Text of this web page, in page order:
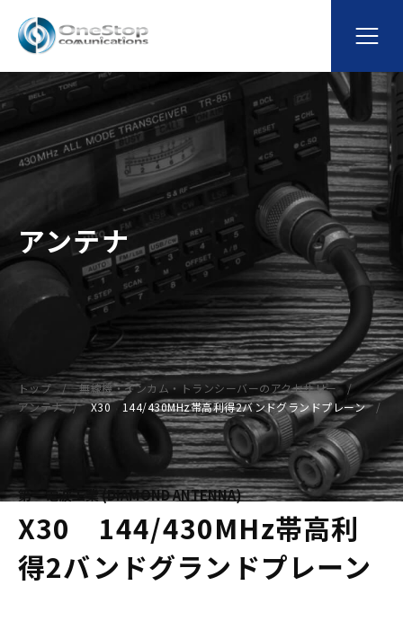
アンテナ
トップ
無線機・インカム・トランシーバーのアクセサリー
アンテナ
X30 144/430MHz帯高利得2バンドグランドプレーン
第一電波工業 (DIAMOND ANTENNA)
X30 144/430MHz帯高利
得2バンドグランドプレーン